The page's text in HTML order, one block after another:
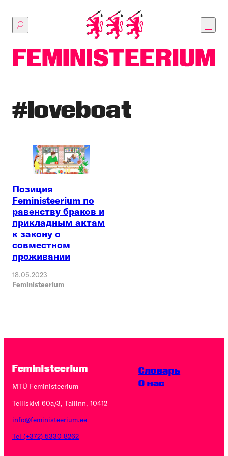
основному
#loveboat
Позиция
Feministeerium по
равенству браков и
прикладным актам
к закону о
совместном
проживании
18.05.2023
Feministeerium
Feministeerium
MTÜ Feministeerium
Telliskivi 60a/3, Tallinn, 10412
info@feministeerium.ee
Tel (+372) 5330 8262
Словарь
O нас